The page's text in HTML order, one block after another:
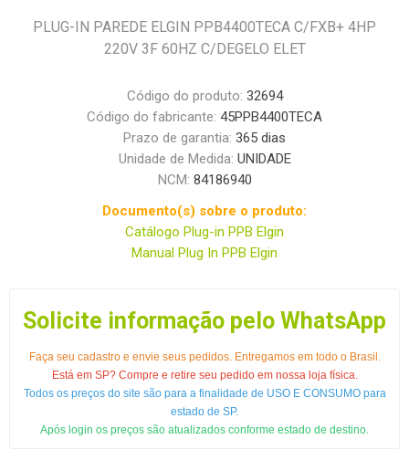
PLUG-IN PAREDE ELGIN PPB4400TECA C/FXB+ 4HP
220V 3F 60HZ C/DEGELO ELET
Código do produto: 32694
Código do fabricante: 45PPB4400TECA
Prazo de garantia: 365 dias
Unidade de Medida: UNIDADE
NCM: 84186940
Documento(s) sobre o produto:
Catálogo Plug-in PPB Elgin
Manual Plug In PPB Elgin
Solicite informação pelo WhatsApp
Faça seu cadastro e envie seus pedidos. Entregamos em todo o Brasil.
Está em SP? Compre e retire seu pedido em nossa loja física.
Todos os preços do site são para a finalidade de USO E CONSUMO para
estado de SP.
Após login os preços são atualizados conforme estado de destino.